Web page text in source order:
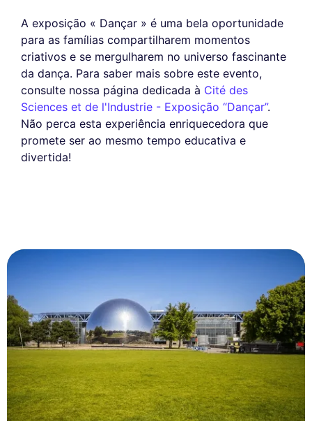
A exposição « Dançar » é uma bela oportunidade
para as famílias compartilharem momentos
criativos e se mergulharem no universo fascinante
da dança. Para saber mais sobre este evento,
consulte nossa página dedicada à Cité des
Sciences et de l'Industrie - Exposição “Dançar”.
Não perca esta experiência enriquecedora que
promete ser ao mesmo tempo educativa e
divertida!